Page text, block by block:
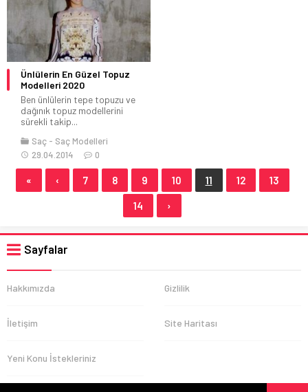
Ünlülerin En Güzel Topuz
Modelleri 2020
Ben ünlülerin tepe topuzu ve
dağınık topuz modellerini
sürekli takip...
Saç
Saç Modelleri
29.04.2014
0
« ‹ 7 8 9 10 11 12 13
14 ›
Sayfalar
Hakkımızda Gizlilik
İletişim Site Haritası
Yeni Konu İstekleriniz